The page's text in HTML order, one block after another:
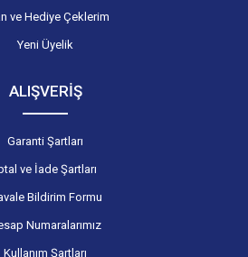
ve Hediye Çeklerim
Yeni Üyelik
ALIŞVERİŞ
Garanti Şartları
ve İade Şartları
Bildirim Formu
Numaralarımız
Kullanım Şartları